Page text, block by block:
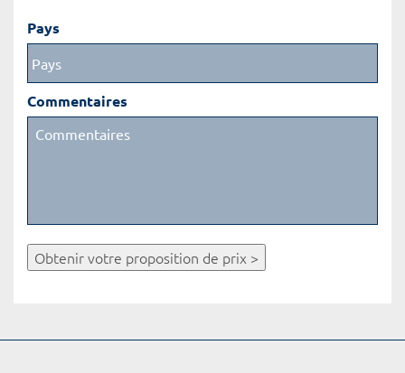
Pays
Commentaires
Obtenir votre proposition de prix >